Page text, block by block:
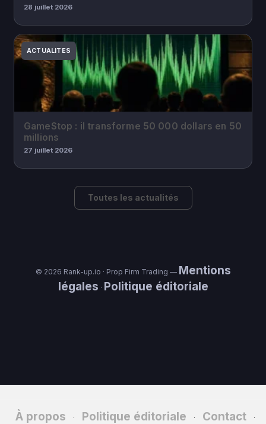
28 juillet 2026
ACTUALITES
GameStop : il transforme 50 000 dollars en 50
millions
27 juillet 2026
Toutes les actualités
© 2026 Rank-up.io · Prop Firm Trading — Mentions
légales · Politique éditoriale
À propos · Politique éditoriale · Contact ·